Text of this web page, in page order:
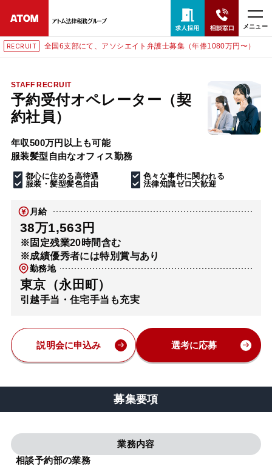
メニュー
RECRUIT 全国6支部にて、アソシエイト弁護士募集（年俸1080万円〜）
STAFF RECRUIT
予約受付オペレーター（契
約社員）
年収500万円以上も可能
服装髪型自由なオフィス勤務
都心に住める高待遇
色々な事件に関われる
服装・髪型髪色自由
法律知識ゼロ大歓迎
月給
38万1,563円
※固定残業20時間含む
※成績優秀者には特別賞与あり
勤務地
東京（永田町）
引越手当・住宅手当も充実
説明会に申込み 選考に応募
募集要項
業務内容
相談予約部の業務
24時間365日全国対応
無料相談窓口はこちら
電話・LINE・メールで相談予約受付中
ホーム
取扱分野
解決実績
アクセス
弁護士・税理士
費用